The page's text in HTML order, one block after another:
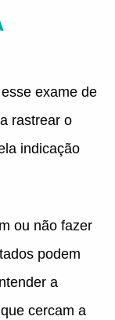
exame de
rastrear o
indicação
ou não fazer
podem
a
cercam a